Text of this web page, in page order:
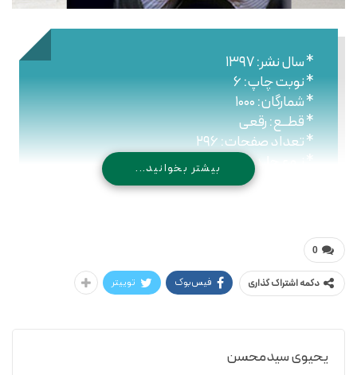
* سال نشر: ۱۳۹۷
* نوبت چاپ: ۶
* شمارگان: ۱۰۰۰
* قطــع: رقعی
* تعداد صفحات: ۲۹۶
* نـوع جلـد: شومیزبیشتر بخوانید...
0
دکمه اشتراک گذاری فیس‌بوک توییتر
یحیوی سیدمحسن